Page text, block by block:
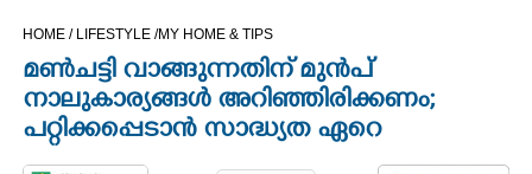
OPINION
HOME / LIFESTYLE /MY HOME & TIPS
മൺചട്ടി വാങ്ങുന്നതിന് മുൻപ്
നാലുകാര്യങ്ങൾ അറിഞ്ഞിരിക്കണം;
പറ്റിക്കപ്പെടാൻ സാദ്ധ്യത ഏറെ